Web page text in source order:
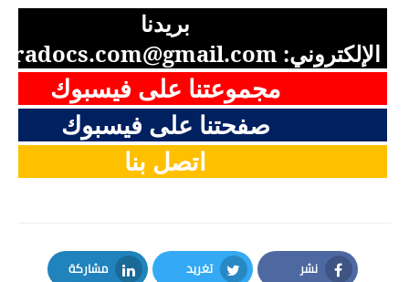
بريدنا
الإلكتروني:
مجموعتنا على فيسبوك
صفحتنا على فيسبوك
اتصل بنا
نشر تغريد مشاركة